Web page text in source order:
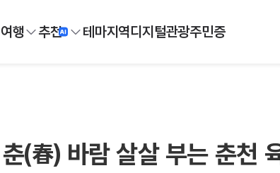
여행 추천 테마지역디지털관광주민증
(春) 바람 살살 부는 춘천